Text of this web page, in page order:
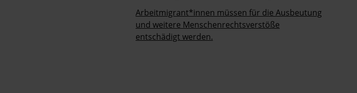
Arbeitmigrant*innen müssen für die Ausbeutung
und weitere Menschenrechtsverstöße
entschädigt werden.